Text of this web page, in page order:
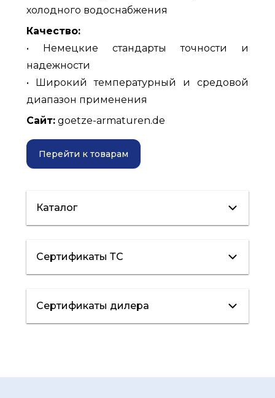
холодного водоснабжения
Качество:
• Немецкие стандарты точности и
надежности
• Широкий температурный и средовой
диапазон применения
Сайт: goetze-armaturen.de
Перейти к товарам
Каталог
Сертификаты ТС
редукционные 1
Сертификаты дилера